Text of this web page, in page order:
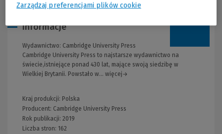
Informacje
Wydawnictwo: Cambridge University Press
Cambridge University Press to najstarsze wydawnictwo na
świecie,istniejące ponad 430 lat, mające swoją siedzibę w
Wielkiej Brytanii. Powstało w... więcej→
Kraj produkcji: Polska
Producent: Cambridge University Press
Rok publikacji: 2019
Liczba stron: 162
Zarządzaj preferencjami plików cookie